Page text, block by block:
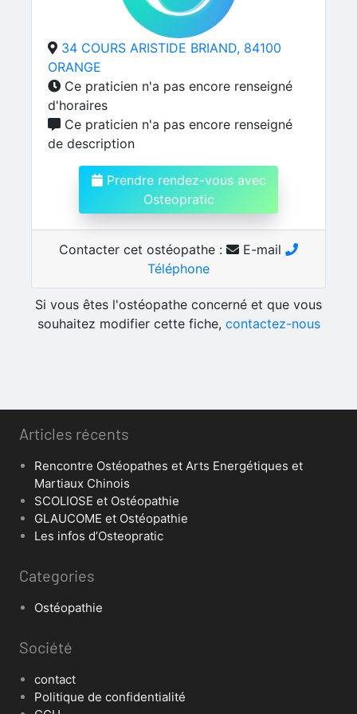
34 COURS ARISTIDE BRIAND, 84100
ORANGE
Ce praticien n'a pas encore renseigné
d'horaires
Ce praticien n'a pas encore renseigné
de description
Prendre rendez-vous avec
Osteopratic
Contacter cet ostéopathe :
E-mail
Téléphone
Si vous êtes l'ostéopathe concerné et que vous
souhaitez modifier cette fiche, contactez-nous
Articles récents
Rencontre Ostéopathes et Arts Energétiques et
Martiaux Chinois
SCOLIOSE et Ostéopathie
GLAUCOME et Ostéopathie
Les infos d’Osteopratic
Categories
Ostéopathie
Société
contact
Politique de confidentialité